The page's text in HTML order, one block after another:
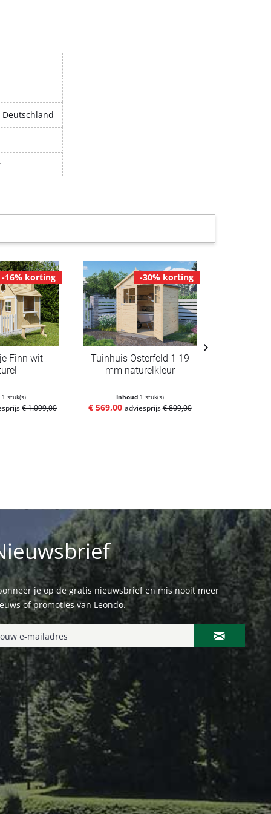
-16% korting
Finn wit-
1 stuk(s)
€ 1.099,00
-30% korting
Tuinhuis Osterfeld 1 19
mm naturelkleur
Inhoud 1 stuk(s)
€ 569,00 adviesprijs€ 809,00
je op de gratis nieuwsbrief en mis nooit meer
of promoties van Leondo.